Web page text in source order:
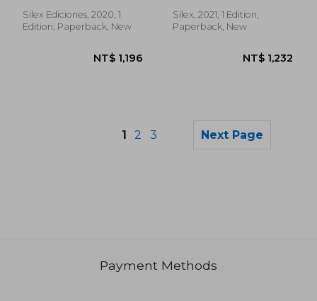
Silex Ediciones, 2020, 1
Edition, Paperback, New
Sílex, 2021, 1 Edition,
Paperback, New
1 2 3 Next Page
Payment Methods